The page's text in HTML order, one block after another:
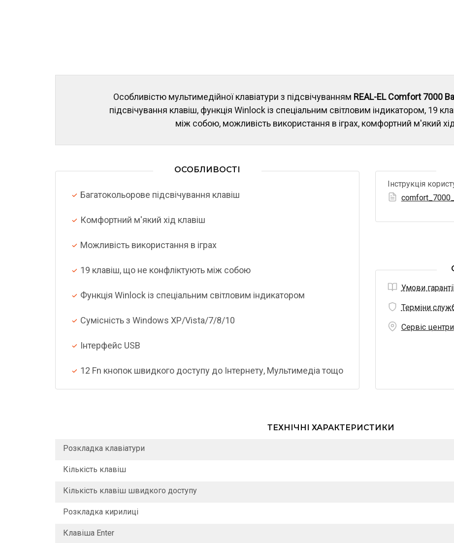
Особливістю мультимедійної клавіатури з підсвічуванням REAL-EL Comfort 7000
підсвічування клавіш, функція Winlock із спеціальним світловим індикатором, 19
між собoю, можливість використання в іграх, комфортний м'який
ОСОБЛИВОСТІ
Багатокольорове підсвічування клавіш
Комфортний м'який хід клавіш
Можливість використання в іграх
19 клавіш, що не конфліктують між собoю
Функція Winlock із спеціальним світловим індикатором
Сумісність з Windows XP/Vista/7/8/10
Інтерфейс USB
12 Fn кнопок швидкого доступу до Інтернету, Мультимедіа тощо
Інструкція
Умови
Терміни
Сервіс центри
ТЕХНІЧНІ ХАРАКТЕРИСТИКИ
Розкладка клавіатури
Кількість клавіш
Кількість клавіш швидкого доступу
Розкладка кирилиці
Клавіша Enter